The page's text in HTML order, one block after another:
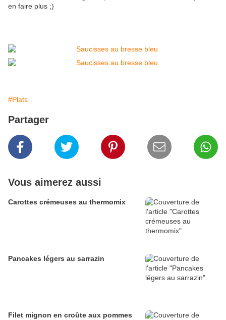
en faire plus ;)
#Plats
Partager
Vous aimerez aussi
Carottes crémeuses au thermomix
Pancakes légers au sarrazin
Filet mignon en croûte aux pommes